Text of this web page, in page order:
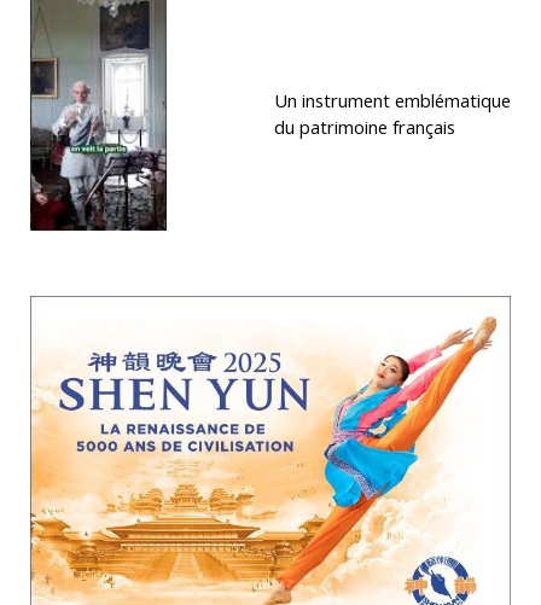
Un instrument emblématique
du patrimoine français